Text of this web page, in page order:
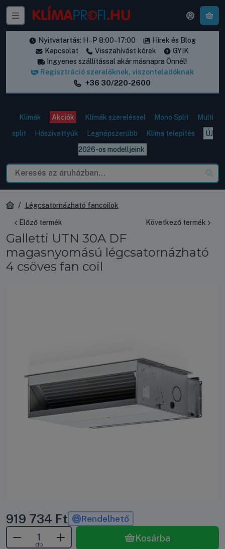
Nyitvatartás: H–P 8:00–17:00
Hírek és Blog
Kapcsolat
Visszahívást kérek
GYIK
Ingyenes szállítással akár másnapra Önnél!
Regisztráció szerelőknek, viszonteladóknak
+36 30/220-2600
Klímák Akciók Klímák szereléssel Mono Split
Multi
split
Hőszivattyúk Legnépszerűbb Klíma telepítés
ÚJ
2026-os modelljeink
Légcsatornázható fancoilok
Előző termék Következő termék
Galletti UTN 30A DF
magasnyomású légcsatornázható
4 csöves fan coil
919 734 Ft Rendelhető
db
Kosárba